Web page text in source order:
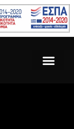
Α.Ε.
επισκευαστής